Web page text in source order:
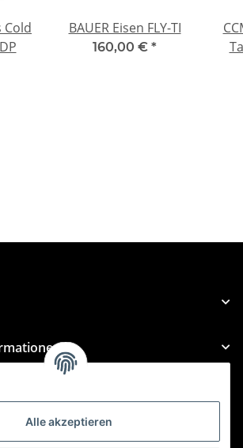
Alle akzeptieren
Cold
BAUER Eisen FLY-TI
160,00 € *
und Custom Bestellungen auch